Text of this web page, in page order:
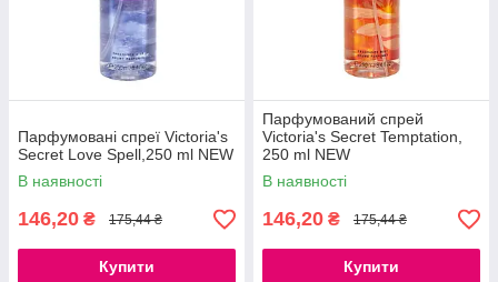
Парфумовані спреї Victoria's
Secret Love Spell,250 ml NEW
В наявності
146,20 ₴ 175,44 ₴
Купити
Парфумований спрей
Victoria's Secret Temptation,
250 ml NEW
В наявності
146,20 ₴ 175,44 ₴
Купити